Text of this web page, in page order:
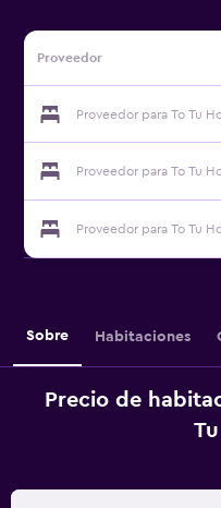
Proveedor
Proveedor para To Tu
Proveedor para To Tu
Proveedor para To Tu
Sobre Habitaciones
Precio de